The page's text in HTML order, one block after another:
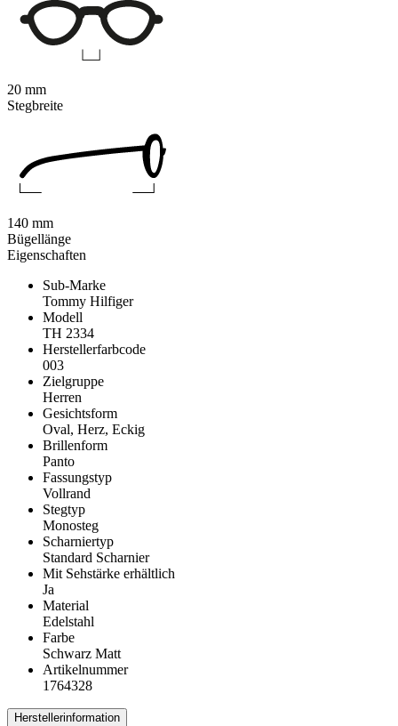
Eigenschaften
Sub-Marke
Tommy Hilfiger
Modell
TH 2334
Herstellerfarbcode
003
Zielgruppe
Herren
Gesichtsform
Oval, Herz, Eckig
Brillenform
Panto
Fassungstyp
Vollrand
Stegtyp
Monosteg
Scharniertyp
Standard Scharnier
Mit Sehstärke erhältlich
Ja
Material
Edelstahl
Farbe
Schwarz Matt
Artikelnummer
1764328
Herstellerinformation
20 mm
Stegbreite
140 mm
Bügellänge